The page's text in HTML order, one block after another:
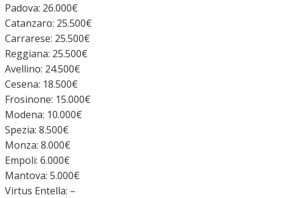
Padova: 26.000€
Catanzaro: 25.500€
Carrarese: 25.500€
Reggiana: 25.500€
Avellino: 24.500€
Cesena: 18.500€
Frosinone: 15.000€
Modena: 10.000€
Spezia: 8.500€
Monza: 8.000€
Empoli: 6.000€
Mantova: 5.000€
Virtus Entella: –